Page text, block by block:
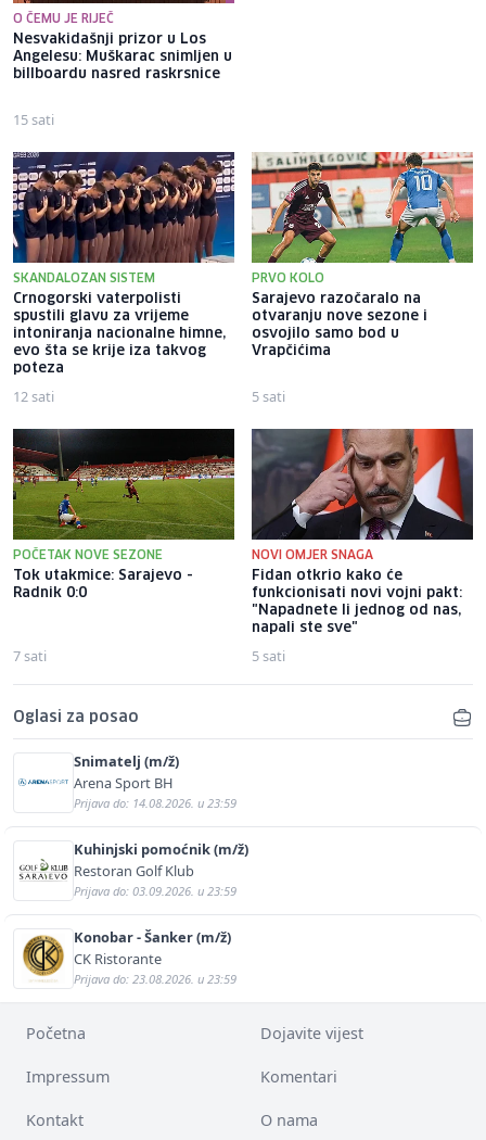
O ČEMU JE RIJEČ
Nesvakidašnji prizor u Los
Angelesu: Muškarac snimljen u
billboardu nasred raskrsnice
15 sati
SKANDALOZAN SISTEM
Crnogorski vaterpolisti
spustili glavu za vrijeme
intoniranja nacionalne himne,
evo šta se krije iza takvog
poteza
12 sati
PRVO KOLO
Sarajevo razočaralo na
otvaranju nove sezone i
osvojilo samo bod u
Vrapčićima
5 sati
POČETAK NOVE SEZONE
Tok utakmice: Sarajevo -
Radnik 0:0
7 sati
NOVI OMJER SNAGA
Fidan otkrio kako će
funkcionisati novi vojni pakt:
"Napadnete li jednog od nas,
napali ste sve"
5 sati
Oglasi za posao
Snimatelj (m/ž)
Arena Sport BH
Prijava do: 14.08.2026. u 23:59
Kuhinjski pomoćnik (m/ž)
Restoran Golf Klub
Prijava do: 03.09.2026. u 23:59
Konobar - Šanker (m/ž)
CK Ristorante
Prijava do: 23.08.2026. u 23:59
Početna Dojavite vijest
Impressum Komentari
Kontakt O nama